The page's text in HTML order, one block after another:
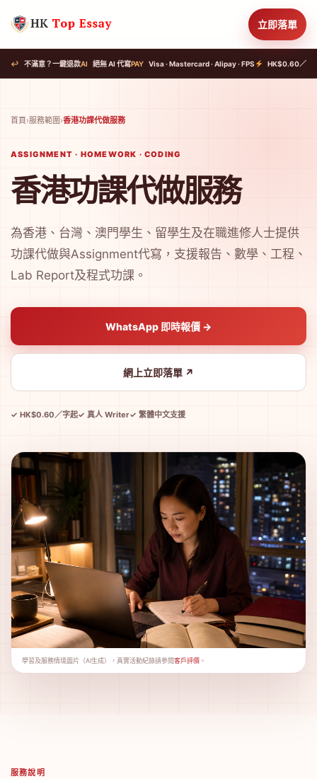
立即落單
↩ 不滿意？一鍵退款AI 絕無 AI 代寫PAY Visa · Mastercard · Alipay · FPS HK$0.60／字
首頁›服務範圍 ›香港功課代做服務
ASSIGNMENT · HOMEWORK · CODING
香港功課代做服務
為香港、台灣、澳門學生、留學生及在職進修人士提供
功課代做與Assignment代寫，支援報告、數學、工程、
Lab Report及程式功課。
WhatsApp 即時報價 →
網上立即落單 ↗
✓ HK$0.60／字起✓ 真人 Writer✓ 繁體中文支援
學習及服務情境圖片（AI生成），真實活動紀錄請參閱客戶評價 。
服務說明